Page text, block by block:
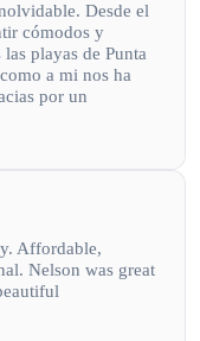
Desde el
cómodos y
playas de Punta
a mi nos ha
por un
Affordable,
Nelson was great